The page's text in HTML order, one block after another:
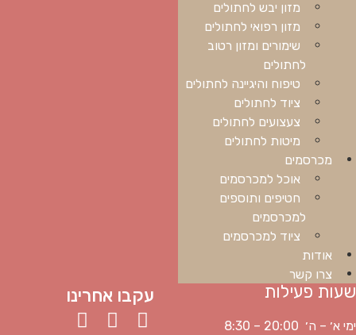
מזון יבש לחתולים
מזון רפואי לחתולים
שימורים ומזון רטוב
לחתולים
טיפוח והיגיינה לחתולים
ציוד לחתולים
צעצועים לחתולים
מיטות לחתולים
מכרסמים
אוכל למכרסמים
חטיפים ותוספים
למכרסמים
ציוד למכרסמים
אודות
צרו קשר
שעות פעילות
ימי א׳ – ה׳ 20:00 – 8:30
עקבו אחרינו